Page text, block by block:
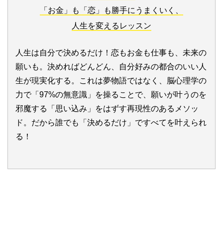
「お金」も「恋」も勝手にうまくいく、
人生を変えるレッスン
人生は自分で決めるだけ！恋もお金も仕事も、未来の
願いも。決めればどんどん、自分好みの都合のいい人
生が現実化する。これは夢物語ではなく、脳心理学の
力で「97%の無意識」を操ることで、願いが叶うのを
邪魔する「思い込み」をはずす再現性のあるメソッ
ド。だから誰でも「決めるだけ」ですべてを叶えられ
る！